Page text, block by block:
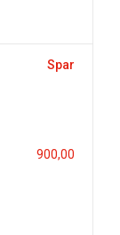
Spar
900,00